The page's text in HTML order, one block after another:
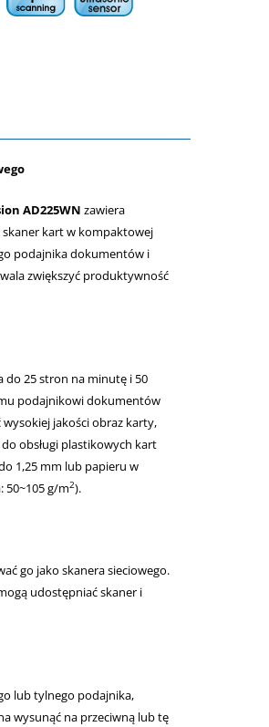
AD225WN zawiera
kart w kompaktowej
podajnika dokumentów i
zwiększyć produktywność
do 25 stron na minutę i 50
podajnikowi dokumentów
jakości obraz karty,
obsługi plastikowych kart
1,25 mm lub papieru w
50~105 g/m2).
go jako skanera sieciowego.
udostępniać skaner i
lub tylnego podajnika,
wysunąć na przeciwną lub tę